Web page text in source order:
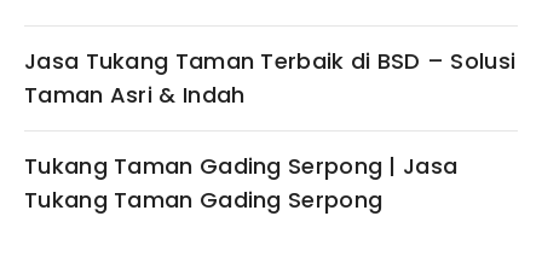
Jasa Tukang Taman Terbaik di BSD – Solusi
Taman Asri & Indah
Tukang Taman Gading Serpong | Jasa
Tukang Taman Gading Serpong